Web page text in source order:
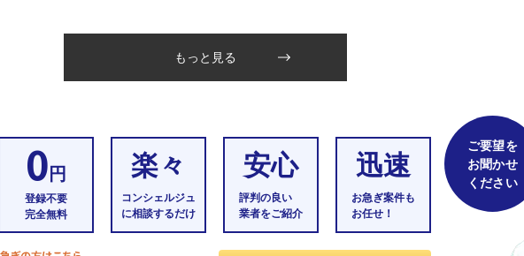
もっと見る
0 円
登録不要
完全無料
楽々
コンシェルジュ
に相談するだけ
安心
評判の良い
業者をご紹介
迅速
お急ぎ案件も
お任せ！
ご要望を
お聞かせ
ください